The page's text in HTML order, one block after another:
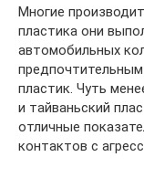
Многие
пластика они
автомобильных
пластик. Чуть
и тайваньский
отличные
контактов с